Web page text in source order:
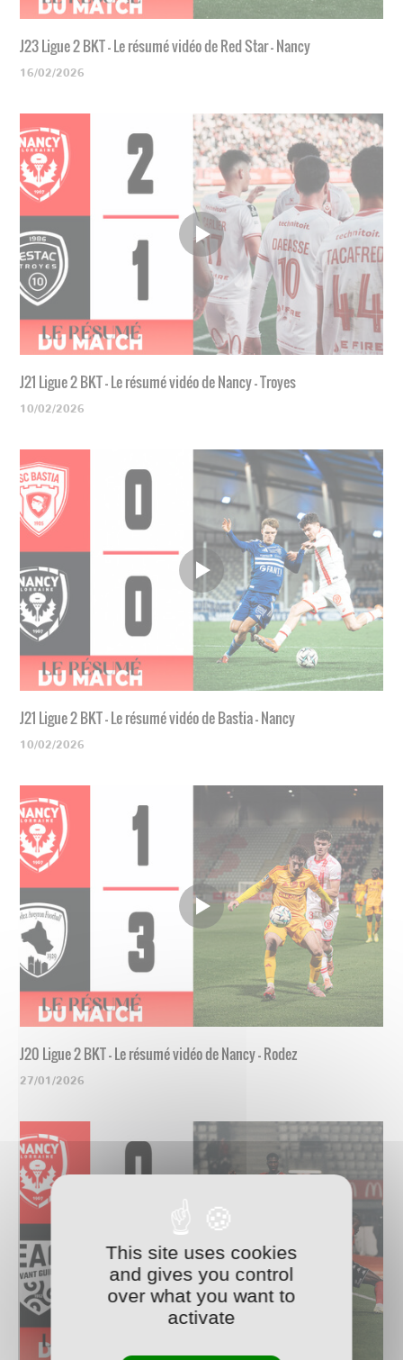
J23 Ligue 2 BKT - Le résumé vidéo de Red Star - Nancy
16/02/2026
J21 Ligue 2 BKT - Le résumé vidéo de Nancy - Troyes
10/02/2026
J21 Ligue 2 BKT - Le résumé vidéo de Bastia - Nancy
10/02/2026
J20 Ligue 2 BKT - Le résumé vidéo de Nancy - Rodez
27/01/2026
This site uses cookies
and gives you control
over what you want to
activate